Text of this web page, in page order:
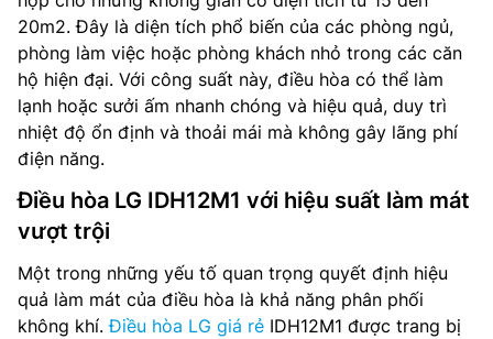
20m2. Đây là diện tích phổ biến của các phòng ngủ,
phòng làm việc hoặc phòng khách nhỏ trong các căn
hộ hiện đại. Với công suất này, điều hòa có thể làm
lạnh hoặc sưởi ấm nhanh chóng và hiệu quả, duy trì
nhiệt độ ổn định và thoải mái mà không gây lãng phí
điện năng.
Điều hòa LG IDH12M1 với hiệu suất làm mát
vượt trội
Một trong những yếu tố quan trọng quyết định hiệu
quả làm mát của điều hòa là khả năng phân phối
không khí.Điều hòa LG giá rẻ IDH12M1 được trang bị